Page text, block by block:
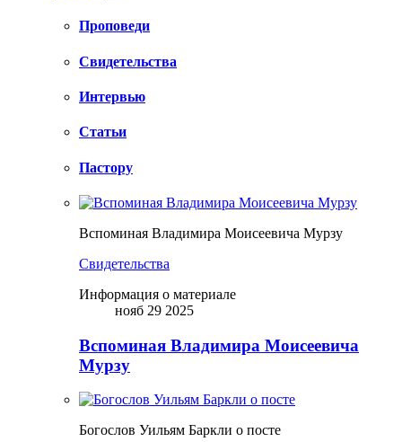
Проповеди
Свидетельства
Интервью
Статьи
Пастору
Вспоминая Владимира Моисеевича Мурзу
Свидетельства
Информация о материале
нояб 29 2025
Вспоминая Владимира Моисеевича
Мурзу
Богослов Уильям Баркли о посте